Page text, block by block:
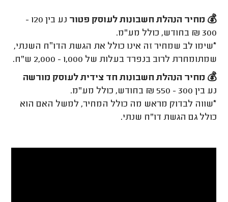
💰 מחיר הנהלת חשבונות לעוסק פטור
נע בין 120 -
300 ₪ בחודש, כולל מע"מ.
*שימו לב שמחיר זה אינו כולל את הגשת הדו״ח השנתי,
שמתומחרת לרוב בנפרד בעלות של 1,000 - 2,000 ש"ח.
💰 מחיר הנהלת חשבונות חד צידית לעוסק מורשה
נע בין 300 - 550 ₪ בחודש, כולל מע"מ.
*שווה לבדוק מראש מה כולל המחיר, למשל האם הוא
כולל גם הגשת דו"ח שנתי.